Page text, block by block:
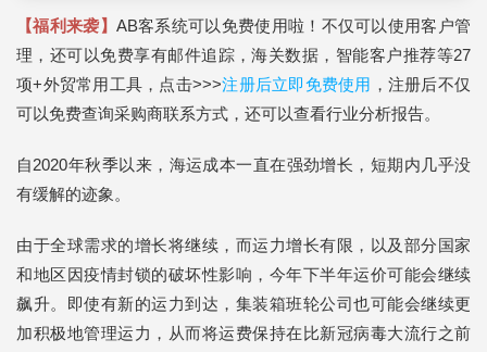
【福利来袭】 AB客系统可以免费使用啦！不仅可以使用客户管
理，还可以免费享有邮件追踪，海关数据，智能客户推荐等27
项+外贸常用工具，点击>>>注册后立即免费使用 ，注册后不仅
可以免费查询采购商联系方式，还可以查看行业分析报告。
自2020年秋季以来，海运成本一直在强劲增长，短期内几乎没
有缓解的迹象。
由于全球需求的增长将继续，而运力增长有限，以及部分国家
和地区因疫情封锁的破坏性影响，今年下半年运价可能会继续
飙升。即使有新的运力到达，集装箱班轮公司也可能会继续更
加积极地管理运力，从而将运费保持在比新冠病毒大流行之前